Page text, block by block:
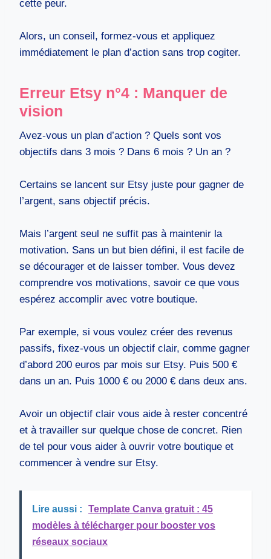
cette peur.
Alors, un conseil, formez-vous et appliquez
immédiatement le plan d’action sans trop cogiter.
Erreur Etsy n°4 : Manquer de
vision
Avez-vous un plan d’action ? Quels sont vos
objectifs dans 3 mois ? Dans 6 mois ? Un an ?
Certains se lancent sur Etsy juste pour gagner de
l’argent, sans objectif précis.
Mais l’argent seul ne suffit pas à maintenir la
motivation. Sans un but bien défini, il est facile de
se décourager et de laisser tomber. Vous devez
comprendre vos motivations, savoir ce que vous
espérez accomplir avec votre boutique.
Par exemple, si vous voulez créer des revenus
passifs, fixez-vous un objectif clair, comme gagner
d’abord 200 euros par mois sur Etsy. Puis 500 €
dans un an. Puis 1000 € ou 2000 € dans deux ans.
Avoir un objectif clair vous aide à rester concentré
et à travailler sur quelque chose de concret. Rien
de tel pour vous aider à ouvrir votre boutique et
commencer à vendre sur Etsy.
Lire aussi :
Template Canva gratuit : 45
modèles à télécharger pour booster vos
réseaux sociaux